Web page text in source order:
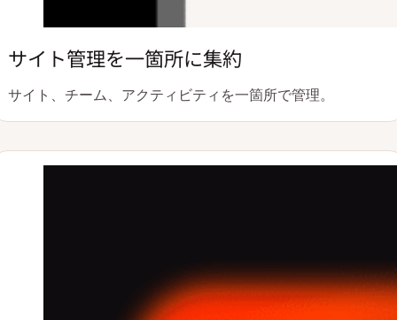
サイト管理を一箇所に集約
サイト、チーム、アクティビティを一箇所で管理。